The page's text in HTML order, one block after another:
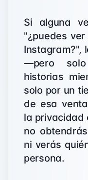
Si alguna
"¿puedes
Instagram?",
—pero
historias
solo por un
de esa
la privacidad
no
ni verás
persona.